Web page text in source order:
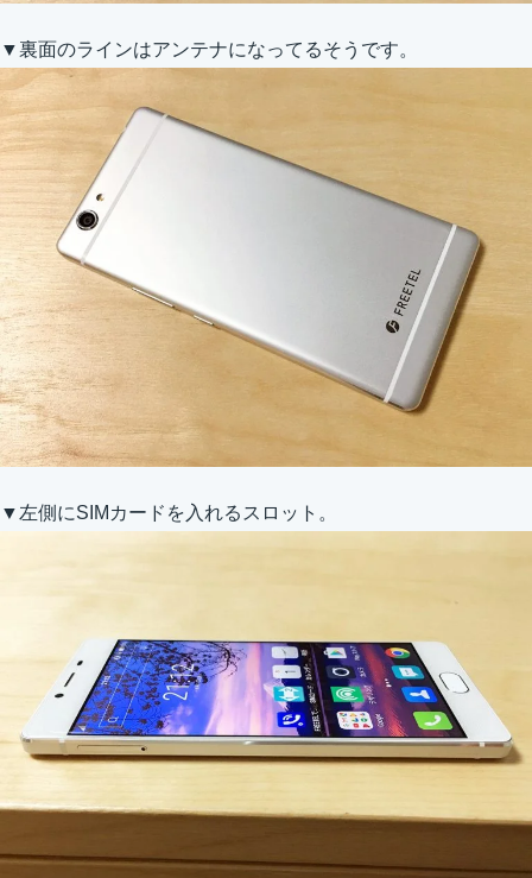
▼裏面のラインはアンテナになってるそうです。
▼左側にSIMカードを入れるスロット。